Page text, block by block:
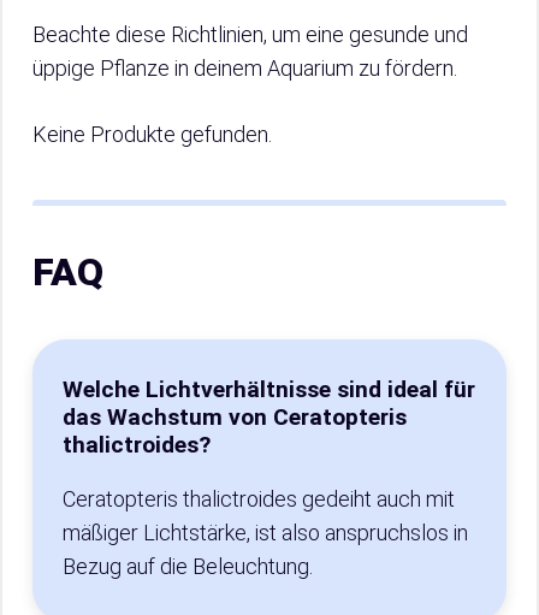
Beachte diese Richtlinien, um eine gesunde und
üppige Pflanze in deinem Aquarium zu fördern.
Keine Produkte gefunden.
FAQ
Welche Lichtverhältnisse sind ideal für
das Wachstum von Ceratopteris
thalictroides?
Ceratopteris thalictroides gedeiht auch mit
mäßiger Lichtstärke, ist also anspruchslos in
Bezug auf die Beleuchtung.